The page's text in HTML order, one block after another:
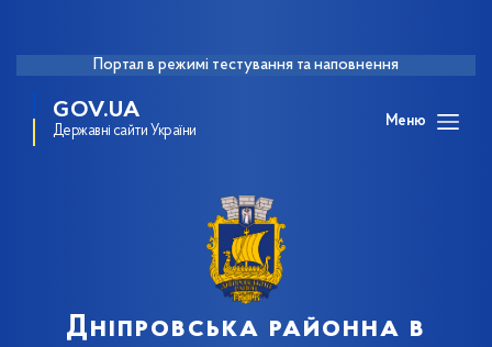
Портал в режимі тестування та наповнення
GOV.UA
Державні сайти України
Меню
Дніпровська районна в